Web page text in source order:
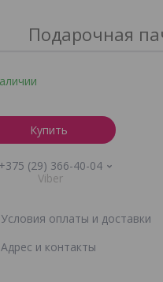
Подарочная
Купить
+375 (29) 366-40-04
Viber
Условия оплаты и доставки
Адрес и контакты